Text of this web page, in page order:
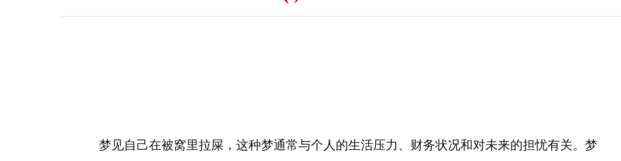
望11:08
田馥甄否认S.H.E将开演唱会 称不是故意让粉丝失
梦见自己在被窝里拉屎，这种梦通常与个人的生活压力、财务状况和对未来的担忧有关。梦